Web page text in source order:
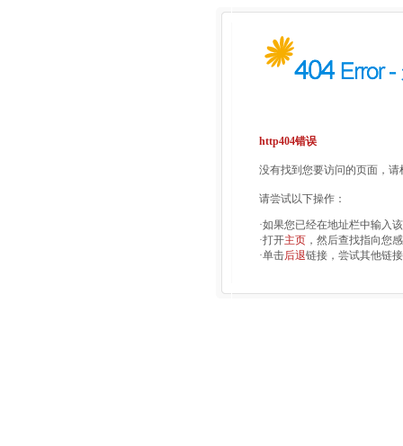
http404错误
没有找到您要访问的页面，
请尝试以下操作：
·如果您已经在地址栏中输入
·打开主页 ，然后查找指向您
·单击后退链接，尝试其他链